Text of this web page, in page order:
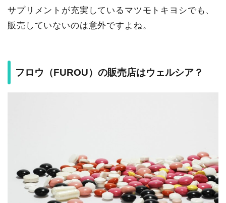
サプリメントが充実しているマツモトキヨシでも、
販売していないのは意外ですよね。
フロウ（FUROU）の販売店はウェルシア？